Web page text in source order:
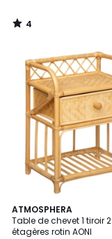
4
/
ATMOSPHERA
Table de chevet 1 tiroir 2
étagères rotin AONI